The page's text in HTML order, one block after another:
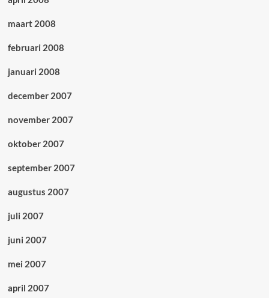
maart 2008
februari 2008
januari 2008
december 2007
november 2007
oktober 2007
september 2007
augustus 2007
juli 2007
juni 2007
mei 2007
april 2007